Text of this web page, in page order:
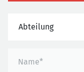
Abteilung